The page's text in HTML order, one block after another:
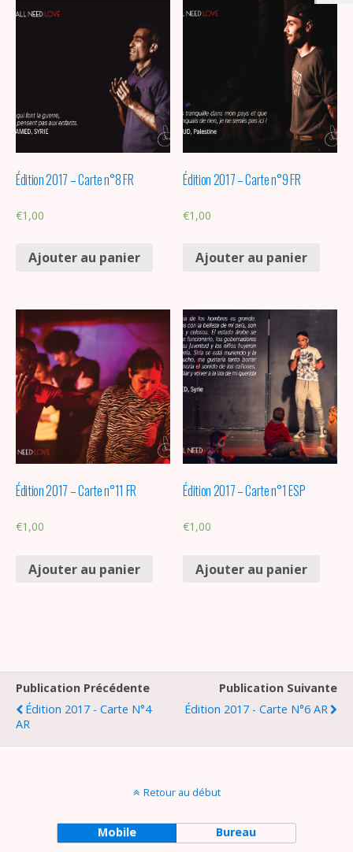
Édition 2017 – Carte n°8 FR
€1,00
Ajouter au panier
Édition 2017 – Carte n°9 FR
€1,00
Ajouter au panier
Édition 2017 – Carte n°11 FR
€1,00
Ajouter au panier
Édition 2017 – Carte n°1 ESP
€1,00
Ajouter au panier
Publication Précédente
Édition 2017 - Carte N°4
AR
Publication Suivante
Édition 2017 - Carte N°6 AR
Retour au début
Mobile Bureau